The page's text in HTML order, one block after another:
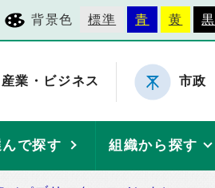
背景色 標準 青 黄 黒
産業・ビジネス 市政
で探す 組織から探す